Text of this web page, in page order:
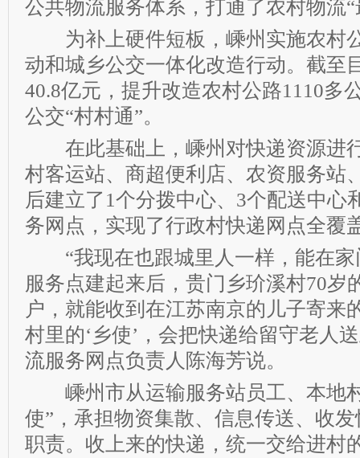
公共物流服务体系，打通了农村物流
为补上硬件短板，嵊州实施农村
动和城乡公交一体化改造行动。截至
40.8亿元，提升改造农村公路1110多
公交“村村通”。
在此基础上，嵊州对快递资源进
村客运站、商超便利店、农资服务站
后建立了1个分拨中心、3个配送中心
务网点，实现了行政村快递网点全覆
“我现在也跟城里人一样，能在家
服务点建起来后，贵门乡玠溪村70岁
户，就能收到在江苏南京的儿子寄来
村里的‘乡使’，会把快递给留守老人
流服务网点负责人陈海芳说。
嵊州市从运输服务站员工、本地
使”，承担物资集散、信息传送、收
职责。收上来的快递，统一交给进村